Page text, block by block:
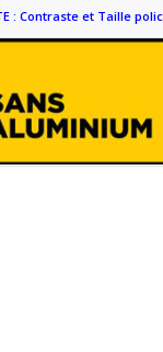
: Contraste et Taille